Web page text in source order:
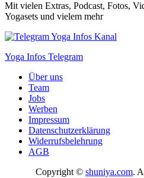
Mit vielen Extras, Podcast, Fotos,
Yogasets und vielem mehr
Yoga Infos Telegram
Über uns
Team
Jobs
Werben
Impressum
Datenschutzerklärung
Widerrufsbelehrung
AGB
Copyright © shuniya.com.